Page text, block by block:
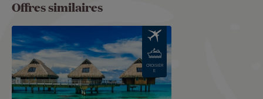
Offres similaires
CROISIÈR
E